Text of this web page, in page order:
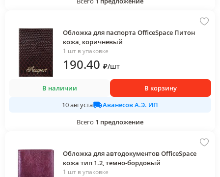
Обложка для паспорта OfficeSpace Питон
кожа, коричневый
1 шт в упаковке
190.40 ₽/шт
В наличии
В корзину
10 августа
Аванесов А.Э. ИП
Всего 1 предложение
Обложка для автодокументов OfficeSpace
кожа тип 1.2, темно-бордовый
1 шт в упаковке